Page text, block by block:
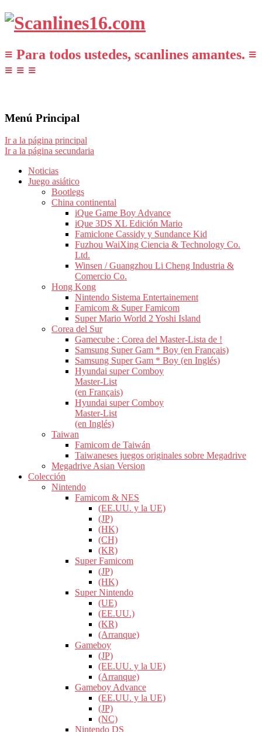
≡ Para todos ustedes, scanlines amantes. ≡
≡ ≡ ≡
Menú Principal
Ir a la página principal
Ir a la página secundaria
Noticias
Juego asiático
Bootlegs
China continental
iQue Game Boy Advance
iQue 3DS XL Edición Mario
Famiclone Cassidy y Sundance Kid
Fuzhou WaiXing Ciencia & Technology Co.
Ltd.
Winsen / Guangzhou Li Cheng Industria &
Comercio Co.
Hong Kong
Nintendo Sistema Entertainement
Famicom & Super Famicom
Super Mario World 2 Yoshi Island
Corea del Sur
Gamecube : Corea del Master-Lista de !
Samsung Super Gam * Boy (en Français)
Samsung Super Gam * Boy (en Inglés)
Hyundai super Comboy
Master-List
(en Français)
Hyundai super Comboy
Master-List
(en Inglés)
Taiwan
Famicom de Taiwán
Taiwaneses juegos originales sobre Megadrive
Megadrive Asian Version
Colección
Nintendo
Famicom & NES
(EE.UU. y la UE)
(JP)
(HK)
(CH)
(KR)
Super Famicom
(JP)
(HK)
Super Nintendo
(UE)
(EE.UU.)
(KR)
(Arranque)
Gameboy
(JP)
(EE.UU. y la UE)
(Arranque)
Gameboy Advance
(EE.UU. y la UE)
(JP)
(NC)
Nintendo DS